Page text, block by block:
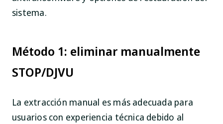
sistema.
Método 1: eliminar manualmente
STOP/DJVU
La extracción manual es más adecuada para
usuarios con experiencia técnica debido al